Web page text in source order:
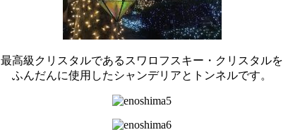
最高級クリスタルであるスワロフスキー・クリスタルを
ふんだんに使用したシャンデリアとトンネルです。